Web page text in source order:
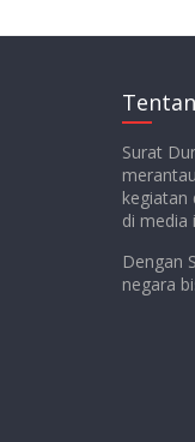
Surat
kegiatan
di media
Dengan
negara